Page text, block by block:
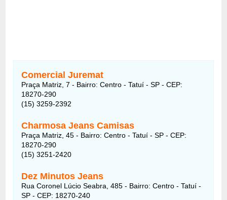
Comercial Juremat
Praça Matriz, 7 - Bairro: Centro - Tatuí - SP - CEP:
18270-290
(15) 3259-2392
Charmosa Jeans Camisas
Praça Matriz, 45 - Bairro: Centro - Tatuí - SP - CEP:
18270-290
(15) 3251-2420
Dez Minutos Jeans
Rua Coronel Lúcio Seabra, 485 - Bairro: Centro - Tatuí -
SP - CEP: 18270-240